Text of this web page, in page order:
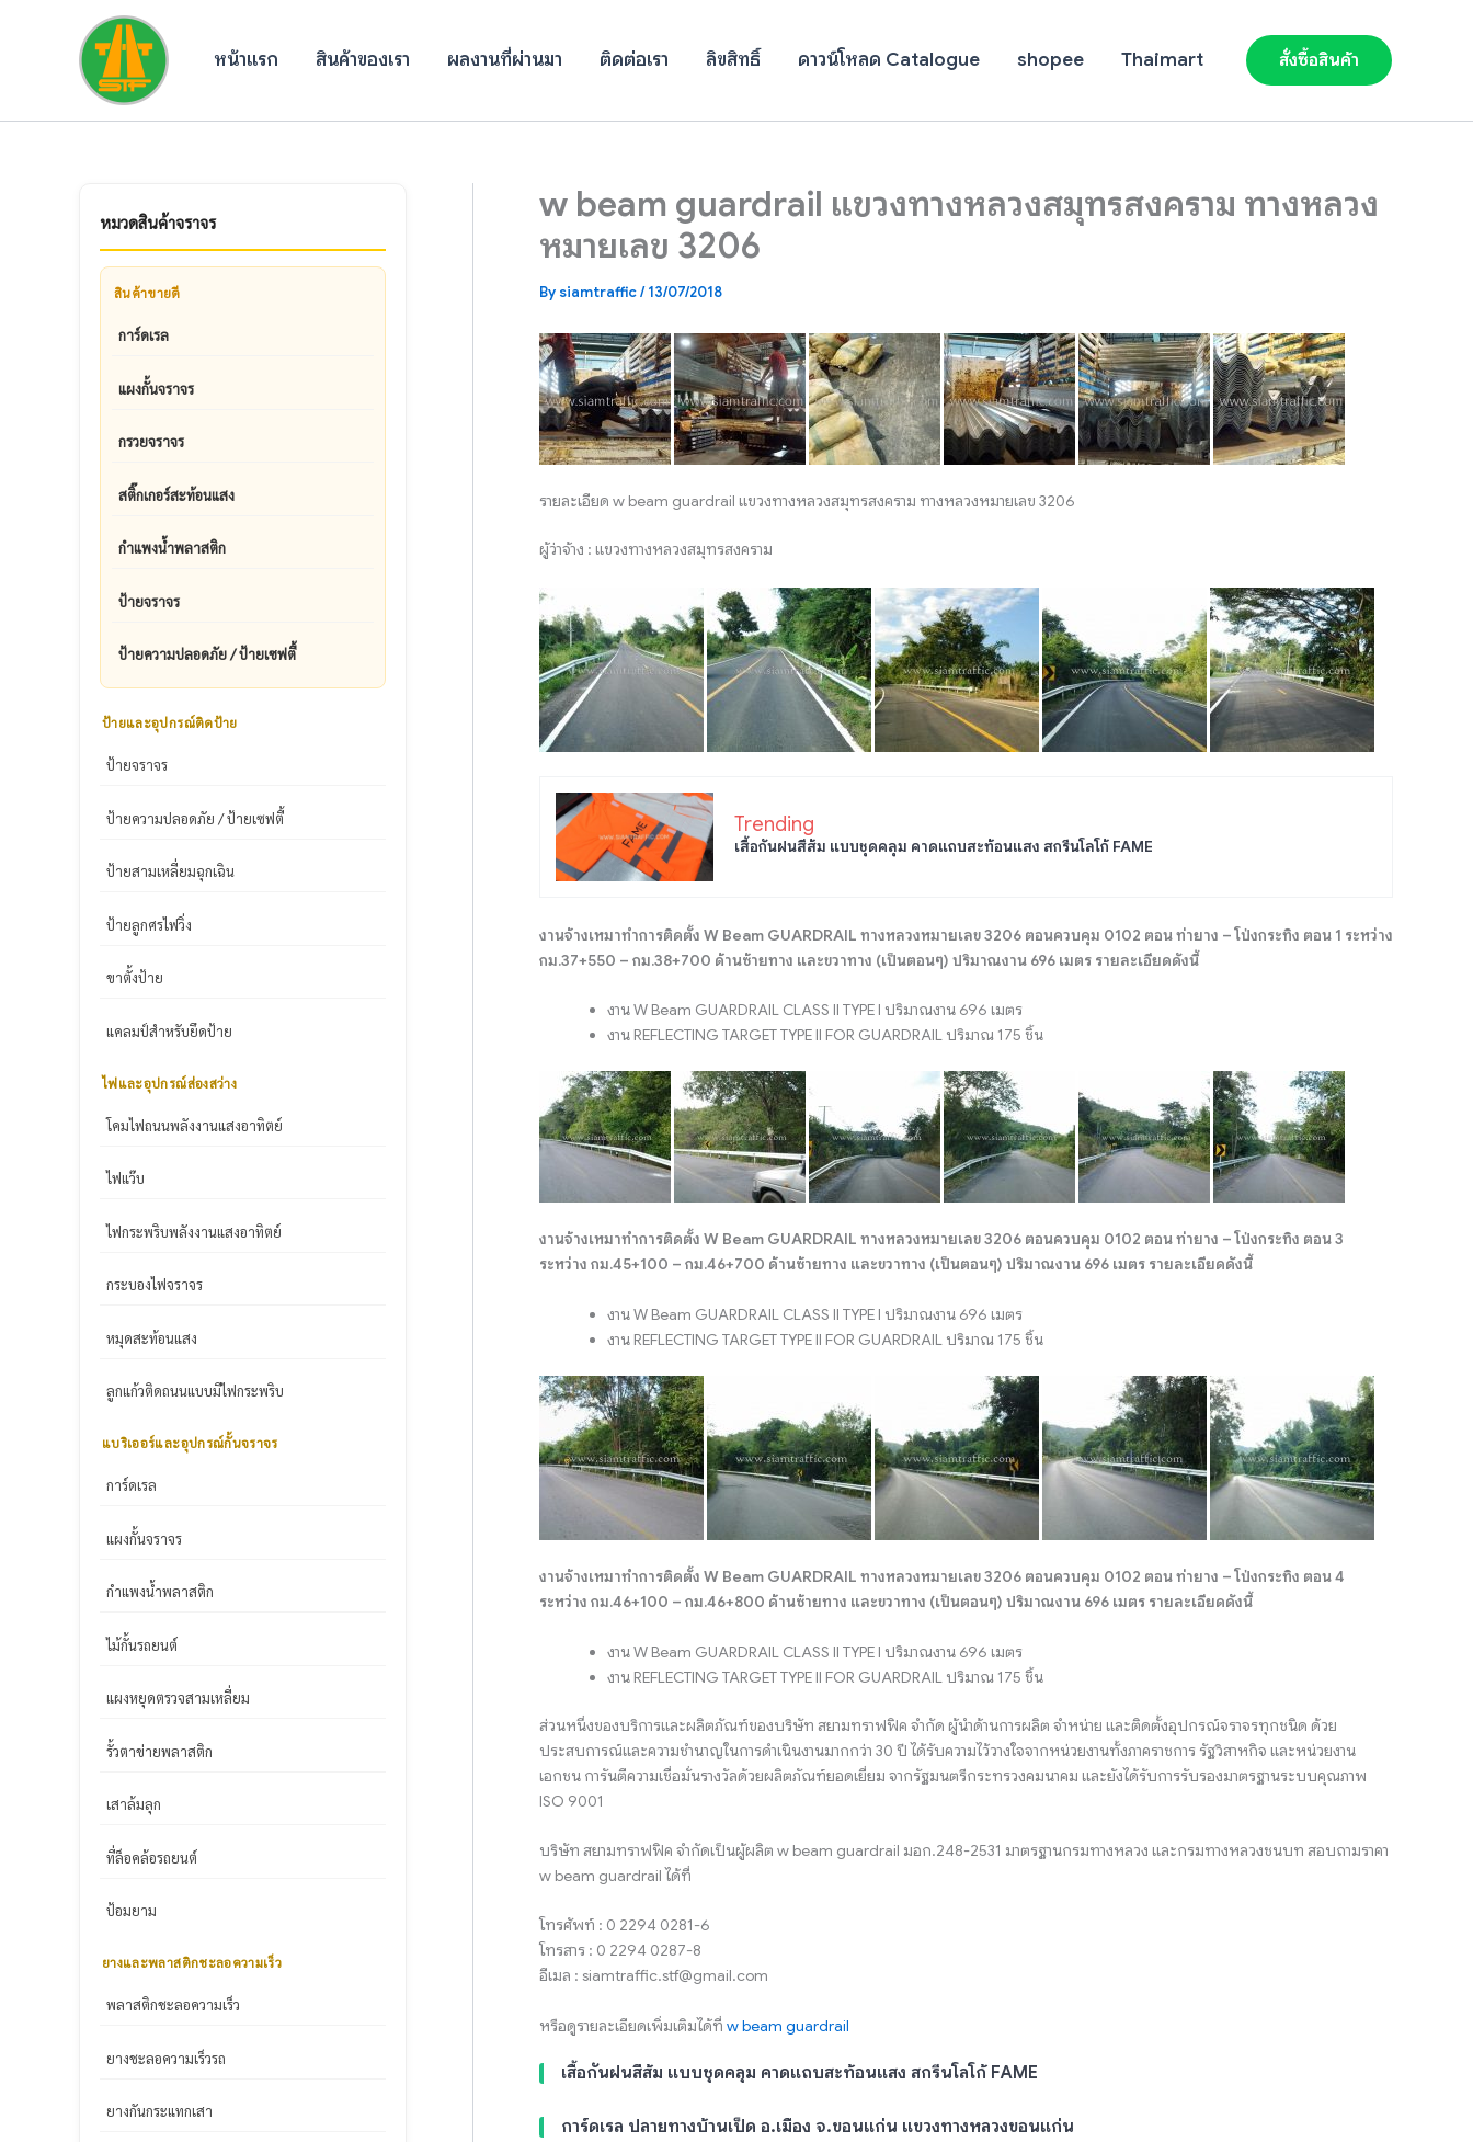
หน้าแรก สินค้าของเรา ผลงานที่ผ่านมา ติดต่อเรา ลิขสิทธิ์ ดาวน์โหลด Catalogue shopee Thaimart สั่งซื้อสินค้า
หมวดสินค้าจราจร
สินค้าขายดี
การ์ดเรล
แผงกั้นจราจร
กรวยจราจร
สติ๊กเกอร์สะท้อนแสง
กำแพงน้ำพลาสติก
ป้ายจราจร
ป้ายความปลอดภัย / ป้ายเซฟตี้
ป้ายและอุปกรณ์ติดป้าย
ป้ายจราจร
ป้ายความปลอดภัย / ป้ายเซฟตี้
ป้ายสามเหลี่ยมฉุกเฉิน
ป้ายลูกศรไฟวิ่ง
ขาตั้งป้าย
แคลมป์สำหรับยึดป้าย
ไฟและอุปกรณ์ส่องสว่าง
โคมไฟถนนพลังงานแสงอาทิตย์
ไฟแว๊บ
ไฟกระพริบพลังงานแสงอาทิตย์
กระบองไฟจราจร
หมุดสะท้อนแสง
ลูกแก้วติดถนนแบบมีไฟกระพริบ
แบริเออร์และอุปกรณ์กั้นจราจร
การ์ดเรล
แผงกั้นจราจร
กำแพงน้ำพลาสติก
ไม้กั้นรถยนต์
แผงหยุดตรวจสามเหลี่ยม
รั้วตาข่ายพลาสติก
เสาล้มลุก
ที่ล็อคล้อรถยนต์
ป้อมยาม
ยางและพลาสติกชะลอความเร็ว
พลาสติกชะลอความเร็ว
ยางชะลอความเร็วรถ
ยางกันกระแทกเสา
w beam guardrail แขวงทางหลวงสมุทรสงคราม ทางหลวง
หมายเลข 3206
By siamtraffic/13/07/2018
รายละเอียด w beam guardrail แขวงทางหลวงสมุทรสงคราม ทางหลวงหมายเลข 3206
ผู้ว่าจ้าง : แขวงทางหลวงสมุทรสงคราม
Trending
เสื้อกันฝนสีส้ม แบบชุดคลุม คาดแถบสะท้อนแสง สกรีนโลโก้ FAME
งานจ้างเหมาทำการติดตั้ง W Beam GUARDRAIL ทางหลวงหมายเลข 3206 ตอนควบคุม 0102 ตอน ท่ายาง – โป่งกระทิง ตอน 1 ระหว่าง
กม.37+550 – กม.38+700 ด้านซ้ายทาง และขวาทาง (เป็นตอนๆ) ปริมาณงาน 696 เมตร รายละเอียดดังนี้
งาน W Beam GUARDRAIL CLASS II TYPE I ปริมาณงาน 696 เมตร
งาน REFLECTING TARGET TYPE II FOR GUARDRAIL ปริมาณ 175 ชิ้น
งานจ้างเหมาทำการติดตั้ง W Beam GUARDRAIL ทางหลวงหมายเลข 3206 ตอนควบคุม 0102 ตอน ท่ายาง – โป่งกระทิง ตอน 3
ระหว่าง กม.45+100 – กม.46+700 ด้านซ้ายทาง และขวาทาง (เป็นตอนๆ) ปริมาณงาน 696 เมตร รายละเอียดดังนี้
งาน W Beam GUARDRAIL CLASS II TYPE I ปริมาณงาน 696 เมตร
งาน REFLECTING TARGET TYPE II FOR GUARDRAIL ปริมาณ 175 ชิ้น
งานจ้างเหมาทำการติดตั้ง W Beam GUARDRAIL ทางหลวงหมายเลข 3206 ตอนควบคุม 0102 ตอน ท่ายาง – โป่งกระทิง ตอน 4
ระหว่าง กม.46+100 – กม.46+800 ด้านซ้ายทาง และขวาทาง (เป็นตอนๆ) ปริมาณงาน 696 เมตร รายละเอียดดังนี้
งาน W Beam GUARDRAIL CLASS II TYPE I ปริมาณงาน 696 เมตร
งาน REFLECTING TARGET TYPE II FOR GUARDRAIL ปริมาณ 175 ชิ้น
ส่วนหนึ่งของบริการและผลิตภัณฑ์ของบริษัท สยามทราฟฟิค จำกัด ผู้นำด้านการผลิต จำหน่าย และติดตั้งอุปกรณ์จราจรทุกชนิด ด้วย
ประสบการณ์และความชำนาญในการดำเนินงานมากกว่า 30 ปี ได้รับความไว้วางใจจากหน่วยงานทั้งภาคราชการ รัฐวิสาหกิจ และหน่วยงาน
เอกชน การันตีความเชื่อมั่นรางวัลด้วยผลิตภัณฑ์ยอดเยี่ยม จากรัฐมนตรีกระทรวงคมนาคม และยังได้รับการรับรองมาตรฐานระบบคุณภาพ
ISO 9001
บริษัท สยามทราฟฟิค จำกัดเป็นผู้ผลิต w beam guardrail มอก.248-2531 มาตรฐานกรมทางหลวง และกรมทางหลวงชนบท สอบถามราคา
w beam guardrail ได้ที่
โทรศัพท์ : 0 2294 0281-6
โทรสาร : 0 2294 0287-8
อีเมล : siamtraffic.stf@gmail.com
หรือดูรายละเอียดเพิ่มเติมได้ที่ w beam guardrail
เสื้อกันฝนสีส้ม แบบชุดคลุม คาดแถบสะท้อนแสง สกรีนโลโก้ FAME
การ์ดเรล ปลายทางบ้านเป็ด อ.เมือง จ.ขอนแก่น แขวงทางหลวงขอนแก่น